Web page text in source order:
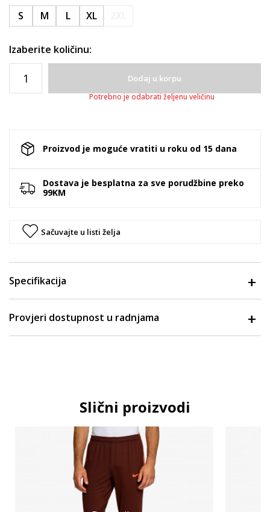
S M L XL
Izaberite količinu:
Dodaj u korpu
Potrebno je odabrati željenu veličinu
Proizvod je moguće vratiti u roku od 15 dana
Dostava je besplatna za sve porudžbine preko
99KM
Sačuvajte u listi želja
Specifikacija
Provjeri dostupnost u radnjama
Slični proizvodi